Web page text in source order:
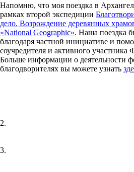
Напомню, что моя поездка в
рамках второй экспедиции
дело. Возрождение деревянных
«National Geographic». Наша поездка
благодаря частной инициативе и
соучредителя и активного участника
Больше информации о деятельности
благодворителях вы можете узнать
2.
3.